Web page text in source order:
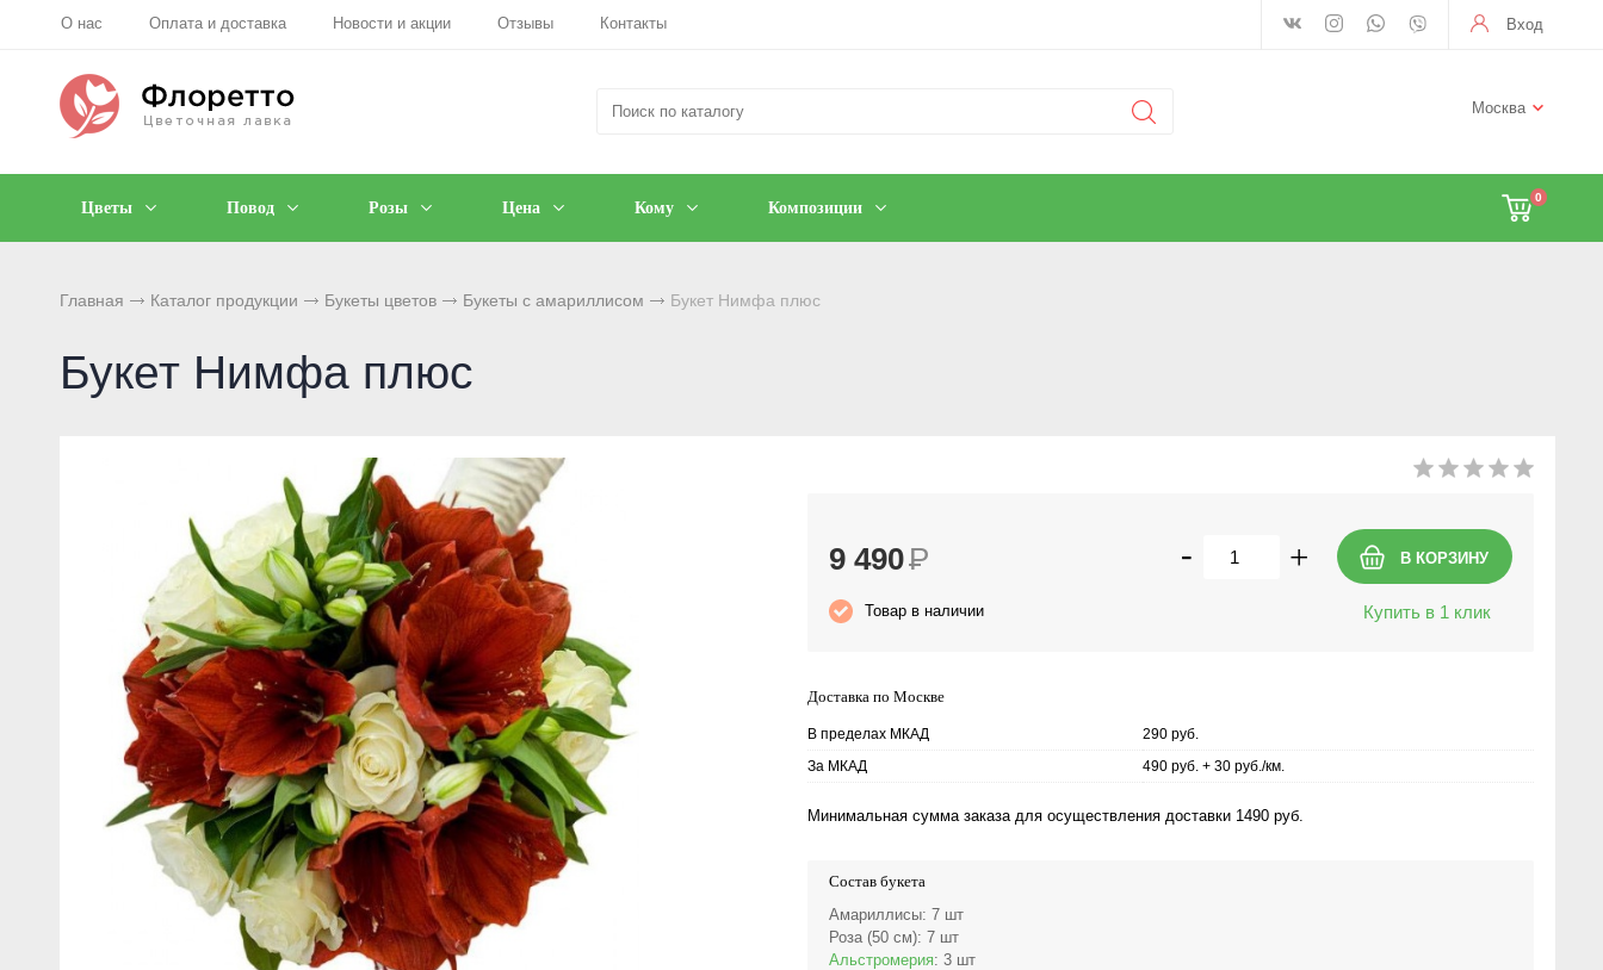
О нас Оплата и доставка Новости и акции Отзывы Контакты Вход
Москва
0
Цветы Повод Розы Цена Кому Композиции
Главная Каталог продукции Букеты цветов Букеты с амариллисом Букет Нимфа плюс
Букет Нимфа плюс
- +
Купить в 1 клик
9 490Р
Товар в наличии
Доставка по Москве
В пределах МКАД
290 руб.
За МКАД
490 руб. + 30 руб./км.
Минимальная сумма заказа для осуществления доставки 1490 руб.
Состав букета
Амариллисы: 7 шт
Роза (50 см): 7 шт
Альстромерия: 3 шт